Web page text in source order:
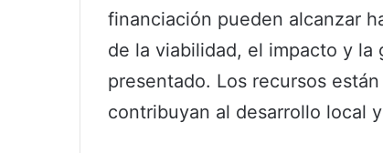
financiación pueden alcanzar
de la viabilidad, el impacto y
presentado. Los recursos
contribuyan al desarrollo local